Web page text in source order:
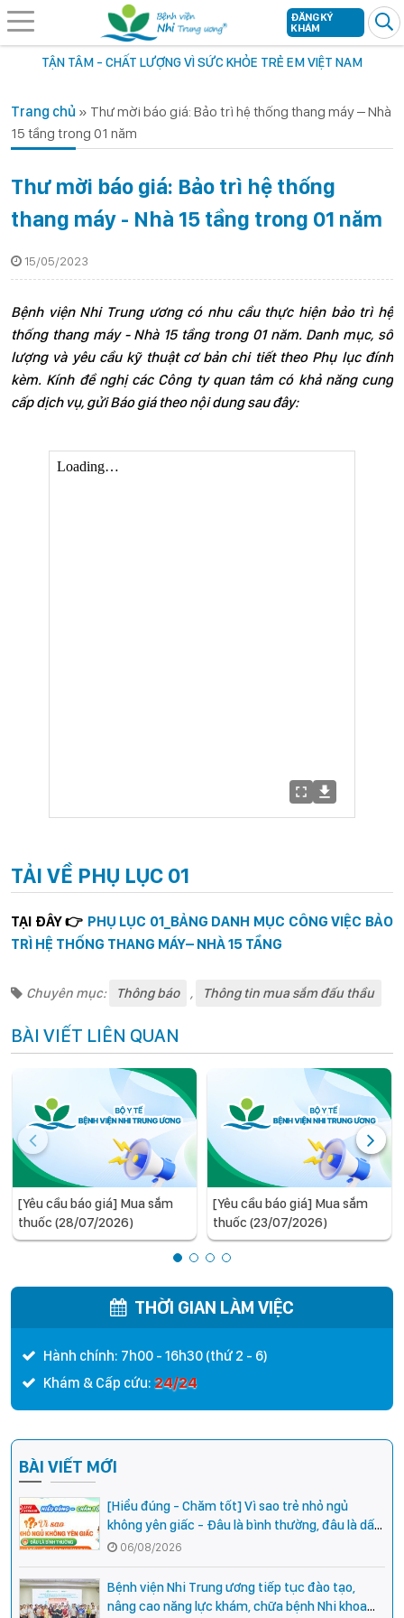
TẬN TÂM - CHẤT LƯỢNG VÌ SỨC KHỎE TRẺ EM VIỆT NAM
ĐĂNG KÝ
KHÁM
Trang chủ » Thư mời báo giá: Bảo trì hệ thống thang máy – Nhà
15 tầng trong 01 năm
Thư mời báo giá: Bảo trì hệ thống
thang máy - Nhà 15 tầng trong 01 năm
15/05/2023
Bệnh viện Nhi Trung ương có nhu cầu thực hiện bảo trì hệ
thống thang máy - Nhà 15 tầng trong 01 năm. Danh mục, số
lượng và yêu cầu kỹ thuật cơ bản chi tiết theo Phụ lục đính
kèm. Kính đề nghị các Công ty quan tâm có khả năng cung
cấp dịch vụ, gửi Báo giá theo nội dung sau đây:
TẢI VỀ PHỤ LỤC 01
TẠI ĐÂY👉 PHỤ LỤC 01_BẢNG DANH MỤC CÔNG VIỆC BẢO
TRÌ HỆ THỐNG THANG MÁY– NHÀ 15 TẦNG
Chuyên mục: Thông báo , Thông tin mua sắm đấu thầu
BÀI VIẾT LIÊN QUAN
[Yêu cầu báo giá] Mua sắm
thuốc (28/07/2026)
[Yêu cầu báo giá] Mua sắm
thuốc (23/07/2026)
THỜI GIAN LÀM VIỆC
Hành chính: 7h00 - 16h30 (thứ 2 - 6)
Khám & Cấp cứu: 24/24
BÀI VIẾT MỚI
[Hiểu đúng - Chăm tốt] Vì sao trẻ nhỏ ngủ
không yên giấc - Đâu là bình thường, đâu là dấu
hiệu cần đi khám ngay?
06/08/2026
Bệnh viện Nhi Trung ương tiếp tục đào tạo,
nâng cao năng lực khám, chữa bệnh Nhi khoa